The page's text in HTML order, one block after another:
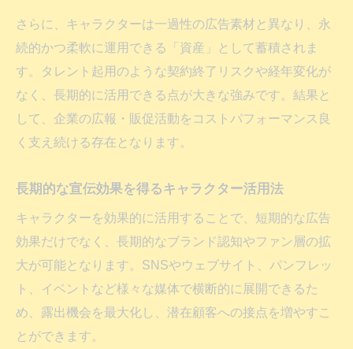
ライセンス料など価格に影響するポイント
キャラクターデザイン依頼で実現する資産
化戦略
SNS展開で認知度拡大を図る活用術
ト
キャラクターによる難解サービスの訴求方
法
コンテンツの幅広い活用で資産価値を高め
る
依頼先選びで変わる価格と活用範囲
キャラクターデザイン依頼先ごとの価格差
さらに、キャラクターは一過性の広告素材と異なり、永
続的かつ柔軟に運用できる「資産」として蓄積されま
す。タレント起用のような契約終了リスクや経年変化が
なく、長期的に活用できる点が大きな強みです。結果と
して、企業の広報・販促活動をコストパフォーマンス良
く支え続ける存在となります。
長期的な宣伝効果を得るキャラクター活用法
キャラクターを効果的に活用することで、短期的な広告
効果だけでなく、長期的なブランド認知やファン層の拡
大が可能となります。SNSやウェブサイト、パンフレッ
ト、イベントなど様々な媒体で横断的に展開できるた
め、露出機会を最大化し、潜在顧客への接点を増やすこ
とができます。